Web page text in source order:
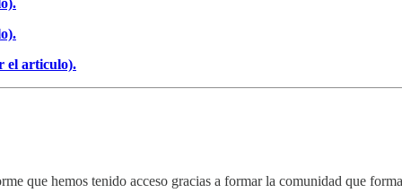
el articulo).
que hemos tenido acceso gracias a formar la comunidad que